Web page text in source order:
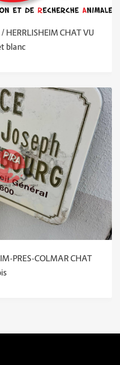
HERRLISHEIM CHAT VU
blanc
PRES-COLMAR CHAT